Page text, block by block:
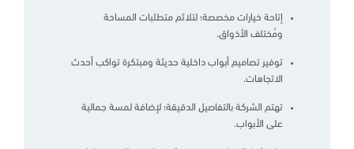
إتاحة خيارات مخصصة؛ لتلائم متطلبات المساحة
ومُختلف الأذواق.
توفير تصاميم أبواب داخلية حديثة ومبتكرة تواكب أحدث
الاتجاهات.
تهتم الشركة بالتفاصيل الدقيقة؛ لإضافة لمسة جمالية
على الأبواب.